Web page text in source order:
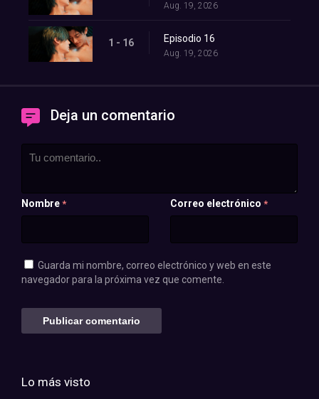
Aug. 19, 2026
1 - 16 Episodio 16
Aug. 19, 2026
Deja un comentario
Nombre * Correo electrónico *
Guarda mi nombre, correo electrónico y web en este
navegador para la próxima vez que comente.
Lo más visto